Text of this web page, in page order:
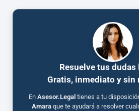
Resuelve tus dudas
Gratis, inmediato y sin
En Asesor.Legal tienes a tu
Amaraque te ayudará a resolver